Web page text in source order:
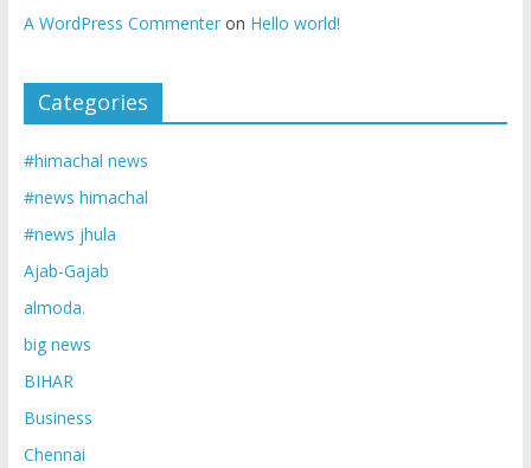
A WordPress Commenteron Hello world!
Categories
#himachal news
#news himachal
#news jhula
Ajab-Gajab
almoda.
big news
BIHAR
Business
Chennai